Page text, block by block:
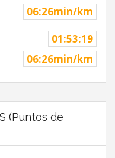
06:26min/km
01:53:19
06:26min/km
(Puntos de